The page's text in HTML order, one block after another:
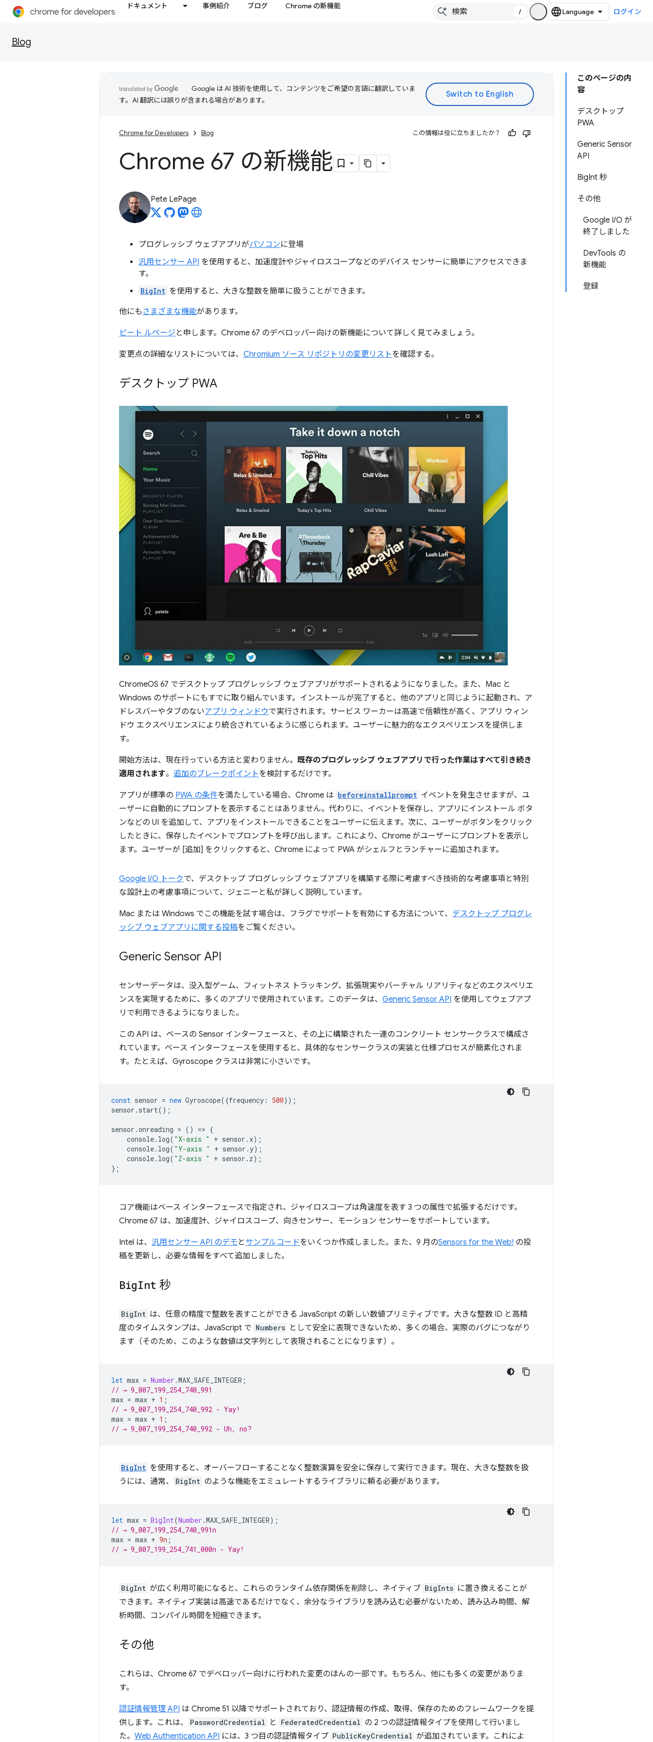
ドキュメント 事例紹介 ブログ Chrome の新機能
/ ログイン
Blog
このページの内
容
デスクトップ
PWA
Generic Sensor
API
BigInt 秒
その他
Google I/O が
終了しました
DevTools の
新機能
登録
Google は AI 技術を使用して、コンテンツをご希望の言語に翻訳していま
す。AI 翻訳には誤りが含まれる場合があります。
Chrome for Developers Blog この情報は役に立ちましたか？
Chrome 67 の新機能
Pete LePage
プログレッシブ ウェブアプリがパソコンに登場
汎用センサー API を使用すると、加速度計やジャイロスコープなどのデバイス センサーに簡単にアクセスできま
す。
BigInt を使用すると、大きな整数を簡単に扱うことができます。
他にも さまざまな機能があります。
ピート ルページ と申します。Chrome 67 のデベロッパー向けの新機能について詳しく見てみましょう。
変更点の詳細なリストについては、 Chromium ソース リポジトリの変更リストを確認する。
デスクトップ PWA
ChromeOS 67 でデスクトップ プログレッシブ ウェブアプリがサポートされるようになりました。また、Mac と
Windows のサポートにもすでに取り組んでいます。インストールが完了すると、他のアプリと同じように起動され、ア
ドレスバーやタブのないアプリ ウィンドウで実行されます。サービス ワーカーは高速で信頼性が高く、アプリ ウィン
ドウ エクスペリエンスにより統合されているように感じられます。ユーザーに魅力的なエクスペリエンスを提供しま
す。
開始方法は、現在行っている方法と変わりません。 既存のプログレッシブ ウェブアプリで行った作業はすべて引き続き
適用されます。 追加のブレークポイントを検討するだけです。
アプリが標準の PWA の条件を満たしている場合、Chrome は beforeinstallprompt イベントを発生させますが、ユ
ーザーに自動的にプロンプトを表示することはありません。代わりに、イベントを保存し、アプリにインストール ボタ
ンなどの UI を追加して、アプリをインストールできることをユーザーに伝えます。次に、ユーザーがボタンをクリック
したときに、保存したイベントでプロンプトを呼び出します。これにより、Chrome がユーザーにプロンプトを表示し
ます。ユーザーが [追加] をクリックすると、Chrome によって PWA がシェルフとランチャーに追加されます。
Google I/O トークで、デスクトップ プログレッシブ ウェブアプリを構築する際に考慮すべき技術的な考慮事項と特別
な設計上の考慮事項について、ジェニーと私が詳しく説明しています。
Mac または Windows でこの機能を試す場合は、フラグでサポートを有効にする方法について、 デスクトップ プログレ
ッシブ ウェブアプリに関する投稿をご覧ください。
Generic Sensor API
センサーデータは、没入型ゲーム、フィットネス トラッキング、拡張現実やバーチャル リアリティなどのエクスペリエ
ンスを実現するために、多くのアプリで使用されています。このデータは、 Generic Sensor API を使用してウェブアプ
リで利用できるようになりました。
この API は、ベースの Sensor インターフェースと、その上に構築された一連のコンクリート センサークラスで構成さ
れています。ベース インターフェースを使用すると、具体的なセンサークラスの実装と仕様プロセスが簡素化されま
す。たとえば、Gyroscope クラスは非常に小さいです。
const sensor = new Gyroscope({frequency : 500});
sensor . start();
sensor .onreading = () => {
console. log( "X-axis " + sensor . x);
console. log( "Y-axis " + sensor .y);
console. log( "Z-axis " + sensor . z);
};
コア機能はベース インターフェースで指定され、ジャイロスコープは角速度を表す 3 つの属性で拡張するだけです。
Chrome 67 は、加速度計、ジャイロスコープ、向きセンサー、モーション センサーをサポートしています。
Intel は、 汎用センサー API のデモ と サンプルコードをいくつか作成しました。また、9 月のSensors for the Web! の投
稿を更新し、必要な情報をすべて追加しました。
BigInt 秒
BigInt は、任意の精度で整数を表すことができる JavaScript の新しい数値プリミティブです。大きな整数 ID と高精
度のタイムスタンプは、JavaScript で Numbers として安全に表現できないため、多くの場合、実際のバグにつながり
ます（そのため、このような数値は文字列として表現されることになります）。
let max = Number .MAX_SAFE_INTEGER ;
// → 9_007_199_254_740_991
max = max + 1 ;
// → 9_007_199_254_740_992 - Yay!
max = max + 1 ;
// → 9_007_199_254_740_992 - Uh, no?
BigInt を使用すると、オーバーフローすることなく整数演算を安全に保存して実行できます。現在、大きな整数を扱
うには、通常、
BigInt のような機能をエミュレートするライブラリに頼る必要があります。
let max = BigInt(Number .MAX_SAFE_INTEGER);
// → 9_007_199_254_740_991n
max = max + 9n ;
// → 9_007_199_254_741_000n - Yay!
BigInt が広く利用可能になると、これらのランタイム依存関係を削除し、ネイティブ BigInts に置き換えることが
できます。ネイティブ実装は高速であるだけでなく、余分なライブラリを読み込む必要がないため、読み込み時間、解
析時間、コンパイル時間を短縮できます。
その他
これらは、Chrome 67 でデベロッパー向けに行われた変更のほんの一部です。もちろん、他にも多くの変更がありま
す。
認証情報管理 API は Chrome 51 以降でサポートされており、認証情報の作成、取得、保存のためのフレームワークを提
供します。これは、
PasswordCredential と FederatedCredential の 2 つの認証情報タイプを使用して行いまし
た。 Web Authentication API には、3 つ目の認証情報タイプ PublicKeyCredential が追加されています。これによ